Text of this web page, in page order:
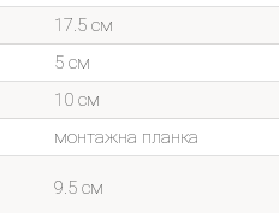
17.5 см
5 см
10 см
монтажна планка
9.5 см